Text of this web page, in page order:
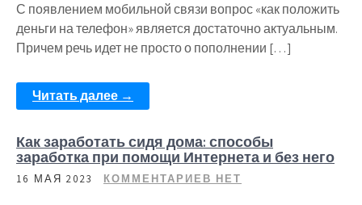
С появлением мобильной связи вопрос «как положить
деньги на телефон» является достаточно актуальным.
Причем речь идет не просто о пополнении […]
Читать далее →
Как заработать сидя дома: способы
заработка при помощи Интернета и без него
16 МАЯ 2023 КОММЕНТАРИЕВ НЕТ